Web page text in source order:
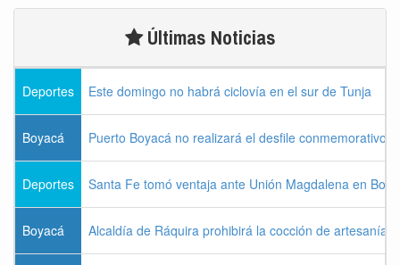
Últimas Noticias
Deportes Este domingo no habrá ciclovía en el sur de Tunja
Boyacá Puerto Boyacá no realizará el desfile conmemorativo
Deportes Santa Fe tomó ventaja ante Unión Magdalena en
Boyacá Alcaldía de Ráquira prohibirá la cocción de